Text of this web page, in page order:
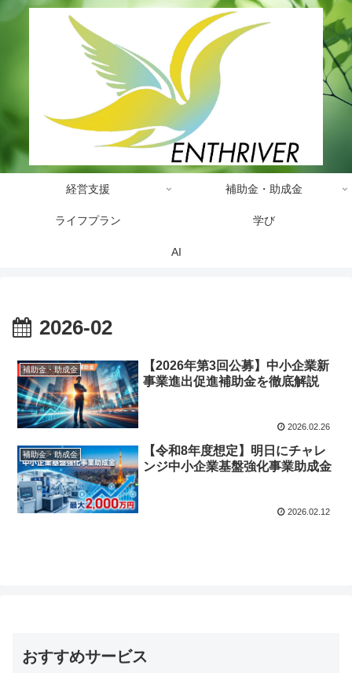
経営支援 補助金・助成金
ライフプラン 学び
AI
2026-02
補助金・助成金
【2026年第3回公募】中小企業新
事業進出促進補助金を徹底解説
2026.02.26
補助金・助成金
【令和8年度想定】明日にチャレ
ンジ中小企業基盤強化事業助成金
2026.02.12
おすすめサービス